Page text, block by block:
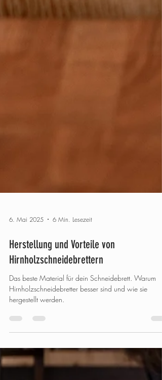
6. Mai 2025 6 Min. Lesezeit
Hirnholzschneidebrettern
Das beste Material für dein Schneidebrett. Warum
Hirnholzschneidebretter besser sind und wie sie